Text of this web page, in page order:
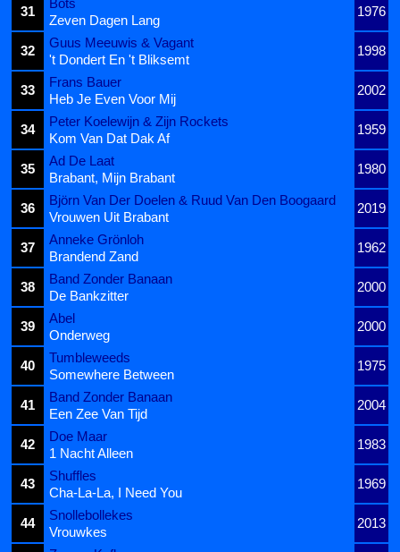
31
Bots
1976
Zeven Dagen Lang
32
Guus Meeuwis & Vagant
1998
't Dondert En 't Bliksemt
33
Frans Bauer
2002
Heb Je Even Voor Mij
34
Peter Koelewijn & Zijn Rockets
1959
Kom Van Dat Dak Af
35
Ad De Laat
1980
Brabant, Mijn Brabant
36
Björn Van Der Doelen & Ruud Van Den Boogaard
2019
Vrouwen Uit Brabant
37
Anneke Grönloh
1962
Brandend Zand
38
Band Zonder Banaan
2000
De Bankzitter
39
Abel
2000
Onderweg
40
Tumbleweeds
1975
Somewhere Between
41
Band Zonder Banaan
2004
Een Zee Van Tijd
42
Doe Maar
1983
1 Nacht Alleen
43
Shuffles
1969
Cha-La-La, I Need You
44
Snollebollekes
2013
Vrouwkes